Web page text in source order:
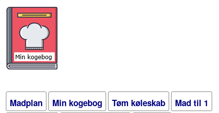
Madplan Min kogebog Tøm køleskab
Mad til 1